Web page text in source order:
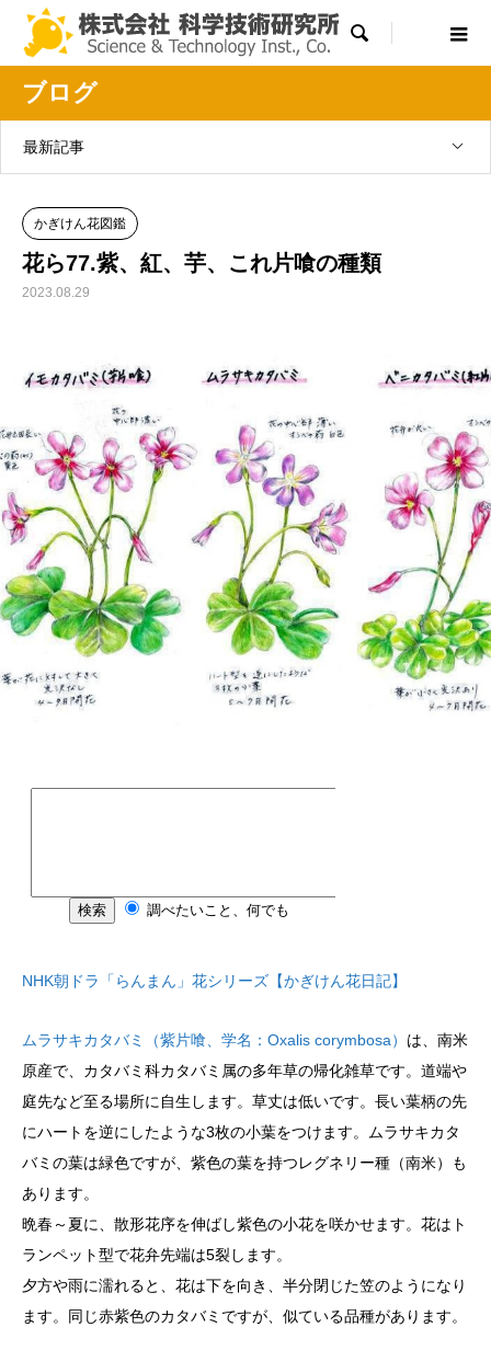

ブログ
最新記事
かぎけん花図鑑
花ら77.紫、紅、芋、これ片喰の種類
2023.08.29
NHK朝ドラ「らんまん」花シリーズ【かぎけん花日記】
ムラサキカタバミ（紫片喰、学名：Oxalis corymbosa） は、南米
原産で、カタバミ科カタバミ属の多年草の帰化雑草です。道端や
庭先など至る場所に自生します。草丈は低いです。長い葉柄の先
にハートを逆にしたような3枚の小葉をつけます。ムラサキカタ
バミの葉は緑色ですが、紫色の葉を持つレグネリー種（南米）も
あります。
晩春～夏に、散形花序を伸ばし紫色の小花を咲かせます。花はト
ランペット型で花弁先端は5裂します。
夕方や雨に濡れると、花は下を向き、半分閉じた笠のようになり
ます。同じ赤紫色のカタバミですが、似ている品種があります。